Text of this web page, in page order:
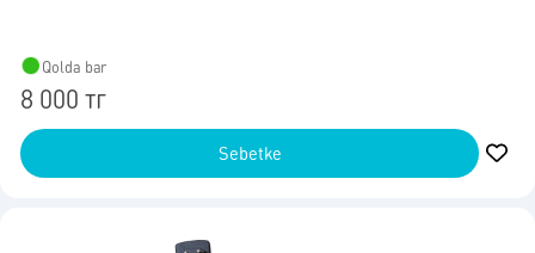
Qolda bar
8 000 тг
Sebetke